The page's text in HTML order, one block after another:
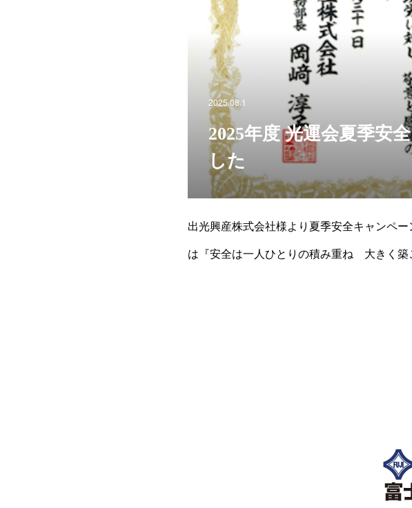
2025.08.1
2025年度 光運会夏季安
した
出光興産株式会社様より夏季安全キャンペ
は『安全は一人ひとりの積み重ね 大きく築